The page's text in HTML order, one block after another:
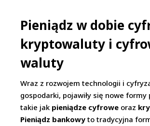
Pieniądz w dobie
kryptowaluty i
waluty
Wraz z rozwojem technologii i
gospodarki, pojawiły się nowe formy
takie jak pieniądze cyfrowe oraz
Pieniądz bankowy to tradycyjna